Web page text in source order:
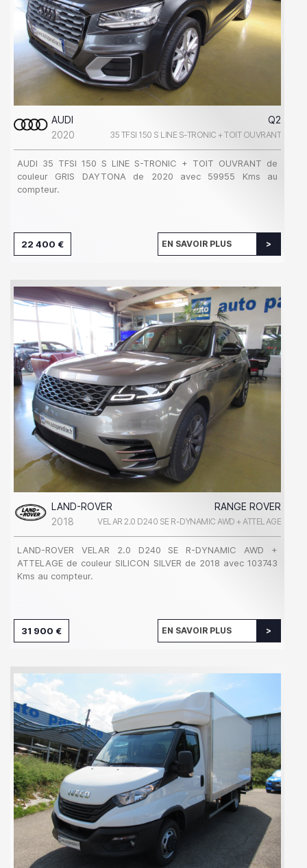
AUDI
Q2
2020
35 TFSI 150 S LINE S-TRONIC + TOIT OUVRANT
AUDI 35 TFSI 150 S LINE S-TRONIC + TOIT OUVRANT de
couleur GRIS DAYTONA de 2020 avec 59955 Kms au
compteur.
22 400 € EN SAVOIR PLUS
LAND-ROVER
RANGE ROVER
2018
VELAR 2.0 D240 SE R-DYNAMIC AWD + ATTELAGE
LAND-ROVER VELAR 2.0 D240 SE R-DYNAMIC AWD +
ATTELAGE de couleur SILICON SILVER de 2018 avec 103743
Kms au compteur.
31 900 € EN SAVOIR PLUS